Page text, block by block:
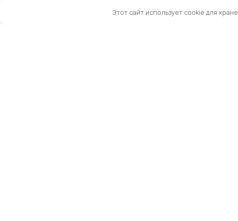
Этот сайт использует cookie для